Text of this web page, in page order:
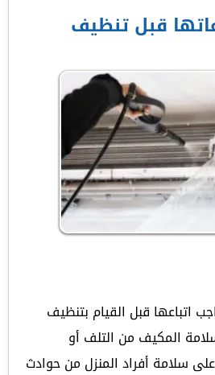
قبل تنظيف
اتباعها قبل القيام بتنظيف
المكيف من التلف أو
على سلامة أفراد المنزل من حوادث